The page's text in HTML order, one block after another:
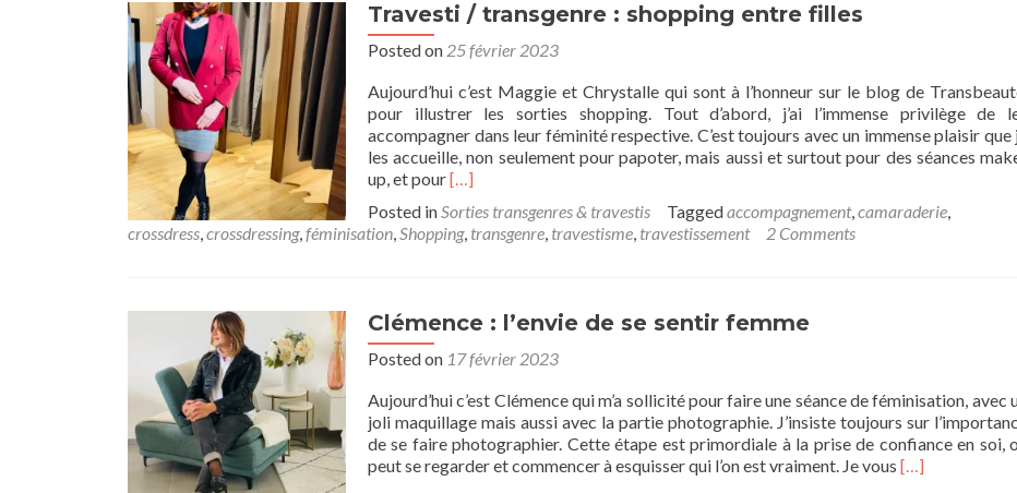
Travesti / transgenre : shopping entre filles
Posted on 25 février 2023
Aujourd’hui c’est Maggie et Chrystalle qui sont à l’honneur sur le blog de
pour illustrer les sorties shopping. Tout d’abord, j’ai l’immense privilège de
accompagner dans leur féminité respective. C’est toujours avec un immense plaisir que
les accueille, non seulement pour papoter, mais aussi et surtout pour des séances
up, et pourRead
about
Travesti
shopping
entre
filles
[…]
Posted inSorties transgenres & travestis Taggedaccompagnement,camaraderie,
crossdress,crossdressing,féminisation,Shopping, transgenre, travestisme, travestissement 2 Comments
Clémence : l’envie de se sentir femme
Posted on 17 février 2023
Aujourd’hui c’est Clémence qui m’a sollicité pour faire une séance de féminisation, avec
joli maquillage mais aussi avec la partie photographie. J’insiste toujours sur
de se faire photographier. Cette étape est primordiale à la prise de confiance en soi,
peut se regarder et commencer à esquisser qui l’on est vraiment. Je vous Read
[…]